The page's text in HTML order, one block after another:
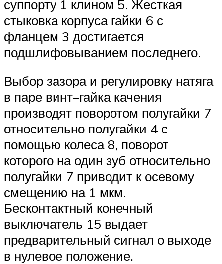
суппорту 1 клином 5. Жесткая
стыковка корпуса гайки 6 с
фланцем 3 достигается
подшлифовыванием последнего.
Выбор зазора и регулировку натяга
в паре винт–гайка качения
производят поворотом полугайки 7
относительно полугайки 4 с
помощью колеса 8, поворот
которого на один зуб относительно
полугайки 7 приводит к осевому
смещению на 1 мкм.
Бесконтактный конечный
выключатель 15 выдает
предварительный сигнал о выходе
в нулевое положение.